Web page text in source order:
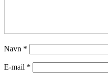
Navn *
E-mail *